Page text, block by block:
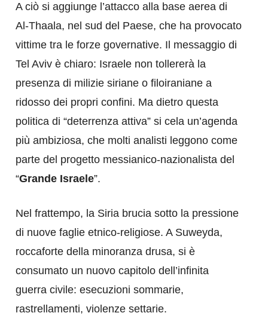
A ciò si aggiunge l’attacco alla base aerea di
Al-Thaala, nel sud del Paese, che ha provocato
vittime tra le forze governative. Il messaggio di
Tel Aviv è chiaro: Israele non tollererà la
presenza di milizie siriane o filoiraniane a
ridosso dei propri confini. Ma dietro questa
politica di “deterrenza attiva” si cela un’agenda
più ambiziosa, che molti analisti leggono come
parte del progetto messianico-nazionalista del
“Grande Israele”.
Nel frattempo, la Siria brucia sotto la pressione
di nuove faglie etnico-religiose. A Suweyda,
roccaforte della minoranza drusa, si è
consumato un nuovo capitolo dell’infinita
guerra civile: esecuzioni sommarie,
rastrellamenti, violenze settarie.